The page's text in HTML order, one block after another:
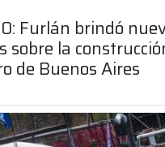
Furlán brindó
sobre la
de Buenos Aires